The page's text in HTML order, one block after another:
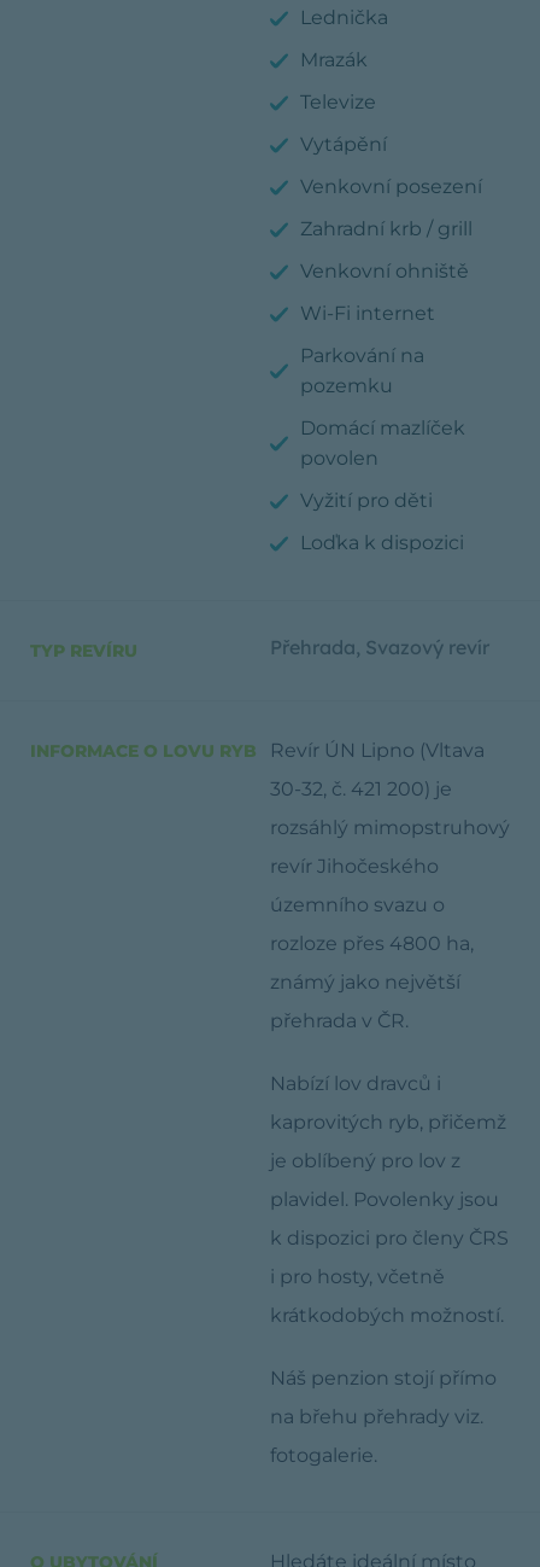
Lednička
Mrazák
Televize
Vytápění
Venkovní posezení
Zahradní krb / grill
Venkovní ohniště
Wi-Fi internet
Parkování na
pozemku
Domácí mazlíček
povolen
Vyžití pro děti
Loďka k dispozici
TYP REVÍRU Přehrada, Svazový revír
INFORMACE O LOVU RYB
Revír ÚN Lipno (Vltava
30-32, č. 421 200) je
rozsáhlý mimopstruhový
revír Jihočeského
územního svazu o
rozloze přes 4800 ha,
známý jako největší
přehrada v ČR.
Nabízí lov dravců i
kaprovitých ryb, přičemž
je oblíbený pro lov z
plavidel. Povolenky jsou
k dispozici pro členy ČRS
i pro hosty, včetně
krátkodobých možností.
Náš penzion stojí přímo
na břehu přehrady viz.
fotogalerie.
Hledáte ideální místo